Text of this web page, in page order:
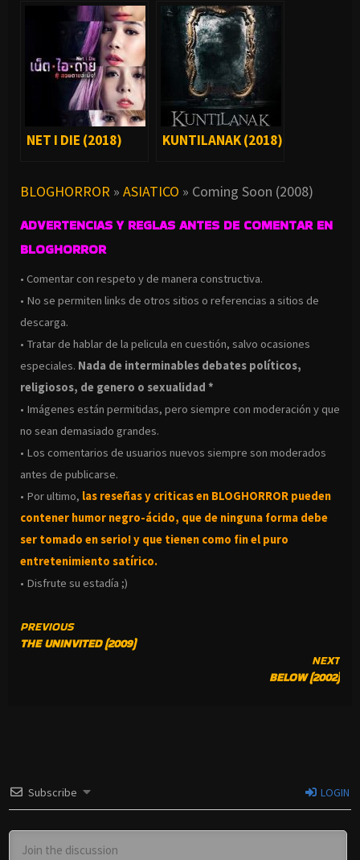
NET I DIE (2018) KUNTILANAK (2018)
BLOGHORROR » ASIATICO » Coming Soon (2008)
ADVERTENCIAS Y REGLAS ANTES DE COMENTAR EN
BLOGHORROR
• Comentar con respeto y de manera constructiva.
• No se permiten links de otros sitios o referencias a sitios de
descarga.
• Tratar de hablar de la pelicula en cuestión, salvo ocasiones
especiales. Nada de interminables debates políticos,
religiosos, de genero o sexualidad *
• Imágenes están permitidas, pero siempre con moderación y que
no sean demasiado grandes.
• Los comentarios de usuarios nuevos siempre son moderados
antes de publicarse.
• Por ultimo, las reseñas y criticas en BLOGHORROR pueden
contener humor negro-ácido, que de ninguna forma debe
ser tomado en serio! y que tienen como fin el puro
entretenimiento satírico.
• Disfrute su estadía ;)
CONTINUE
READING
PREVIOUS
THE UNINVITED (2009)
NEXT
BELOW (2002)
Subscribe LOGIN